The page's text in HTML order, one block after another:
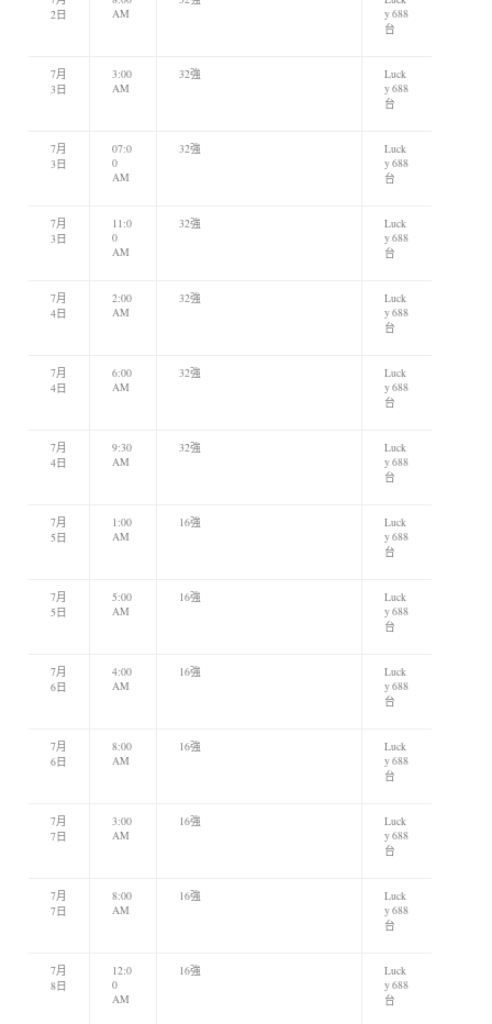
2日
AM
y 688
台
7月
3日
3:00
AM
32強
Luck
y 688
台
7月
3日
07:0
0
AM
32強
Luck
y 688
台
7月
3日
11:0
0
AM
32強
Luck
y 688
台
7月
4日
2:00
AM
32強
Luck
y 688
台
7月
4日
6:00
AM
32強
Luck
y 688
台
7月
4日
9:30
AM
32強
Luck
y 688
台
7月
5日
1:00
AM
16強
Luck
y 688
台
7月
5日
5:00
AM
16強
Luck
y 688
台
7月
6日
4:00
AM
16強
Luck
y 688
台
7月
6日
8:00
AM
16強
Luck
y 688
台
7月
7日
3:00
AM
16強
Luck
y 688
台
7月
7日
8:00
AM
16強
Luck
y 688
台
7月
8日
12:0
0
AM
16強
Luck
y 688
台